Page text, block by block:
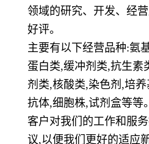
领域的研究、开发、经
好评。
主要有以下经营品种:氨
蛋白类,缓冲剂类,抗生素
剂类,核酸类,染色剂,培
抗体,细胞株,试剂盒等等
客户对我们的工作和服
议,以便我们更好的适应